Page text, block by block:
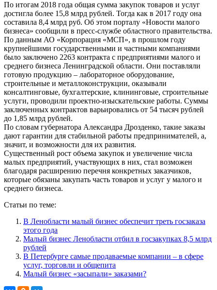
По итогам 2018 года общая сумма закупок товаров и услуг
достигла более 15,8 млрд рублей. Тогда как в 2017 году она
составила 8,4 млрд руб. Об этом порталу «Новости малого
бизнеса» сообщили в пресс-службе областного правительства.
По данным АО «Корпорация «МСП», в прошлом году
крупнейшими государственными и частными компаниями
было заключено 2263 контракта с предприятиями малого и
среднего бизнеса Ленинградской области. Они поставляли
готовую продукцию – лабораторное оборудование,
строительные и металлоконструкции, оказывали
консалтинговые, бухгалтерские, клининговые, строительные
услуги, проводили проектно-изыскательские работы. Суммы
заключенных контрактов варьировались от 54 тысяч рублей
до 1,85 млрд рублей.
По словам губернатора Александра Дрозденко, такие заказы
дают гарантии для стабильной работы предпринимателей, а,
значит, и возможности для их развития.
Существенный рост объема закупок и увеличение числа
малых предприятий, участвующих в них, стал возможен
благодаря расширению перечня конкретных заказчиков,
которые обязаны закупать часть товаров и услуг у малого и
среднего бизнеса.
Статьи по теме:
В Ленобласти малый бизнес обеспечит треть госзаказа
этого года
Малый бизнес Ленобласти отбил в госзакупках 8,5 млрд
рублей
В Петербурге самые продаваемые компании – в сфере
услуг, торговли и общепита
Малый бизнес «засыпали» заказами?